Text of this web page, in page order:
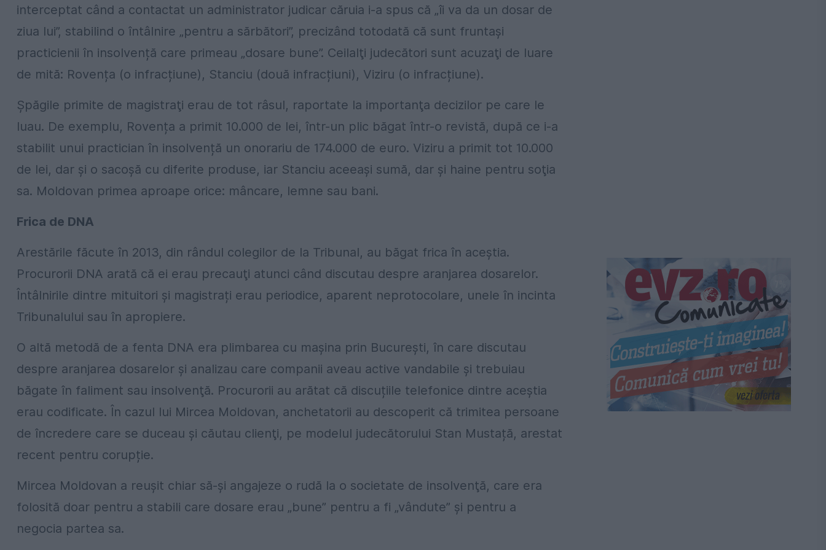
interceptat când a contactat un administrator judicar căruia i-a spus că „îi va da un dosar de
ziua lui”, stabilind o întâlnire „pentru a sărbători”, precizând totodată că sunt fruntași
practicienii în insolvență care primeau „dosare bune”. Ceilalţi judecători sunt acuzaţi de luare
de mită: Rovența (o infracțiune), Stanciu (două infracțiuni), Viziru (o infracțiune).
Şpăgile primite de magistraţi erau de tot râsul, raportate la importanţa decizilor pe care le
luau. De exemplu, Rovența a primit 10.000 de lei, într-un plic băgat într-o revistă, după ce i-a
stabilit unui practician în insolvență un onorariu de 174.000 de euro. Viziru a primit tot 10.000
de lei, dar şi o sacoşă cu diferite produse, iar Stanciu aceeaşi sumă, dar şi haine pentru soţia
sa. Moldovan primea aproape orice: mâncare, lemne sau bani.
Frica de DNA
Arestările făcute în 2013, din rândul colegilor de la Tribunal, au băgat frica în aceştia.
Procurorii DNA arată că ei erau precauţi atunci când discutau despre aranjarea dosarelor.
Întâlnirile dintre mituitori și magistrați erau periodice, aparent neprotocolare, unele în incinta
Tribunalului sau în apropiere.
O altă metodă de a fenta DNA era plimbarea cu maşina prin Bucureşti, în care discutau
despre aranjarea dosarelor şi analizau care companii aveau active vandabile şi trebuiau
băgate în faliment sau insolvenţă. Procurorii au arătat că discuțiile telefonice dintre aceștia
erau codificate. În cazul lui Mircea Moldovan, anchetatorii au descoperit că trimitea persoane
de încredere care se duceau şi căutau clienţi, pe modelul judecătorului Stan Mustață, arestat
recent pentru corupție.
Mircea Moldovan a reuşit chiar să-şi angajeze o rudă la o societate de insolvenţă, care era
folosită doar pentru a stabili care dosare erau „bune” pentru a fi „vândute” și pentru a
negocia partea sa.